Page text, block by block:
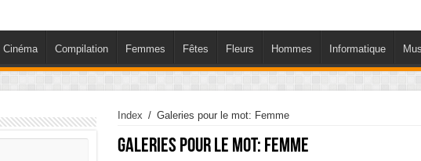
Cinéma Compilation Femmes Fêtes Fleurs Hommes Informatique
Index / Galeries pour le mot: Femme
Galeries pour le mot: Femme